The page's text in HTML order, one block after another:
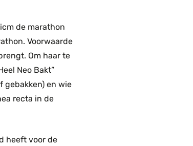
de marathon
Voorwaarde
Om haar te
Neo Bakt”
gebakken) en wie
recta in de
heeft voor de